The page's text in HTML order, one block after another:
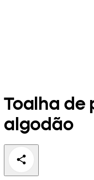
Toalha de
algodão